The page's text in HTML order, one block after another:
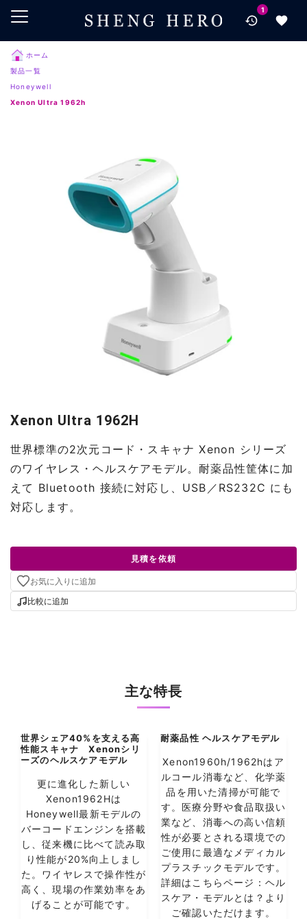
メインコンテンツにスキップ
検索にスキップ
フッターにスキップ
1
ホーム
製品一覧
Honeywell
Xenon Ultra 1962h
Xenon Ultra 1962H
世界標準の2次元コード・スキャナ Xenon シリーズ
のワイヤレス・ヘルスケアモデル。耐薬品性筐体に加
えて Bluetooth 接続に対応し、USB／RS232C にも
対応します。
見積を依頼
お気に入りに追加
比較に追加
主な特長
世界シェア40%を支える高
性能スキャナ Xenonシリ
ーズのヘルスケアモデル
更に進化した新しい
Xenon1962Hは
Honeywell最新モデルの
バーコードエンジンを搭載
し、従来機に比べて読み取
り性能が20%向上しまし
た。ワイヤレスで操作性が
高く、現場の作業効率をあ
げることが可能です。
耐薬品性 ヘルスケアモデル
Xenon1960h/1962hはア
ルコール消毒など、化学薬
品を用いた清掃が可能で
す。医療分野や食品取扱い
業など、消毒への高い信頼
性が必要とされる環境での
ご使用に最適なメディカル
プラスチックモデルです。
詳細はこちらページ：ヘル
スケア・モデルとは？より
ご確認いただけます。